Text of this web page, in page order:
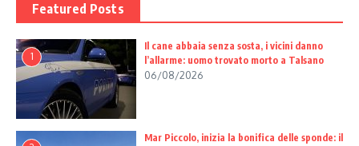
Featured Posts
1
Il cane abbaia senza sosta, i vicini danno
l’allarme: uomo trovato morto a Talsano
06/08/2026
Mar Piccolo, inizia la bonifica delle sponde: il